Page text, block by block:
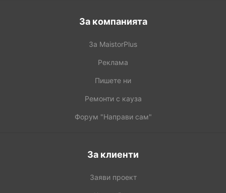
За компанията
За MaistorPlus
Реклама
Пишете ни
Ремонти с кауза
Форум "Направи сам"
За клиенти
Заяви проект